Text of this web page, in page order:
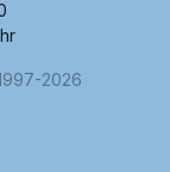
2026